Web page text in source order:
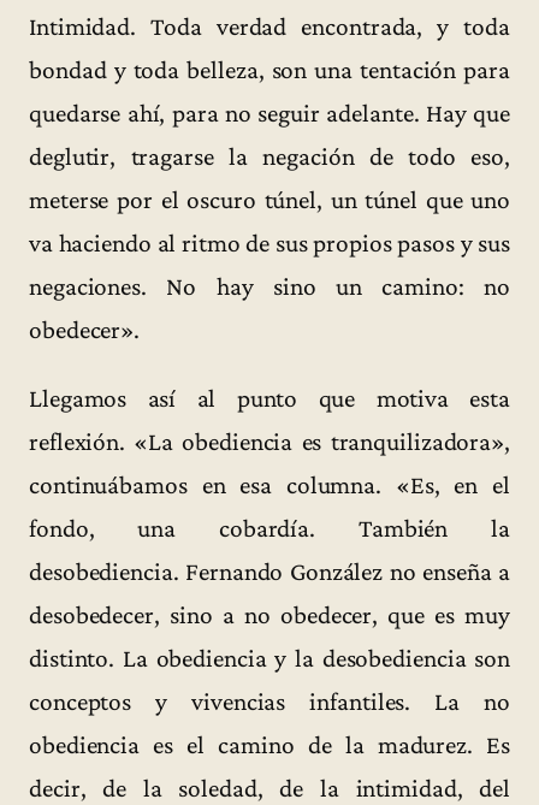
Intimidad. Toda verdad encontrada, y toda
bondad y toda belleza, son una tentación para
quedarse ahí, para no seguir adelante. Hay que
deglutir, tragarse la negación de todo eso,
meterse por el oscuro túnel, un túnel que uno
va haciendo al ritmo de sus propios pasos y sus
negaciones. No hay sino un camino: no
obedecer».
Llegamos así al punto que motiva esta
reflexión. «La obediencia es tranquilizadora»,
continuábamos en esa columna. «Es, en el
fondo, una cobardía. También la
desobediencia. Fernando González no enseña a
desobedecer, sino a no obedecer, que es muy
distinto. La obediencia y la desobediencia son
conceptos y vivencias infantiles. La no
obediencia es el camino de la madurez. Es
decir, de la soledad, de la intimidad, del